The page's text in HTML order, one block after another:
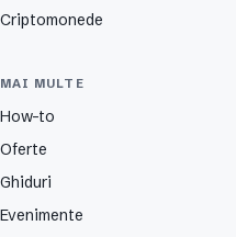
Criptomonede
MAI MULTE
How-to
Oferte
Ghiduri
Evenimente